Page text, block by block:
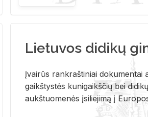
Lietuvos didikų
Įvai­rūs rank­raš­ti­niai do­ku­men­tai
gaikš­tys­tės ku­ni­gaikš­čių bei
aukš­tuo­me­nės įsi­lie­ji­mą į